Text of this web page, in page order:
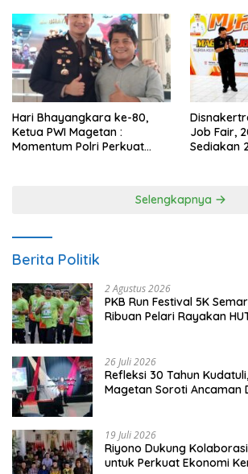
Hari Bhayangkara ke-80,
Ketua PWI Magetan :
Momentum Polri Perkuat
Job Fair,
Sediakan
Selengkapnya
Berita Politik
2 Agustus 2026
PKB Run Festival 5K
Ribuan Pelari Rayakan
26 Juli 2026
Refleksi 30 Tahun
Magetan Soroti Ancaman
19 Juli 2026
Riyono Dukung
untuk Perkuat Ekonomi